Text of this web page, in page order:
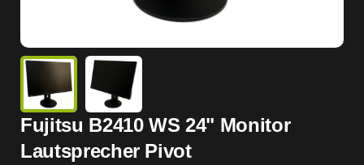
Fujitsu B2410 WS 24" Monitor
Lautsprecher Pivot